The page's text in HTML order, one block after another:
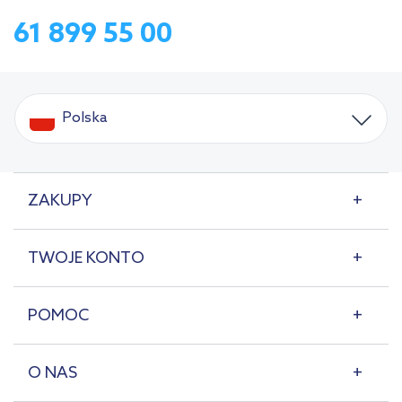
61 899 55 00
Polska
ZAKUPY
TWOJE KONTO
POMOC
O NAS